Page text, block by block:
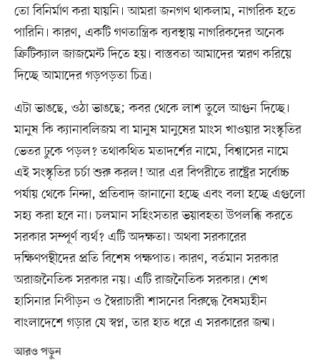
তো বিনির্মাণ করা যায়নি। আমরা জনগণ থাকলাম, নাগরিক হতে
পারিনি। কারণ, একটি গণতান্ত্রিক ব্যবস্থায় নাগরিকদের অনেক
ক্রিটিক্যাল জাজমেন্ট দিতে হয়। বাস্তবতা আমাদের স্মরণ করিয়ে
দিচ্ছে আমাদের গড়পড়তা চিত্র।
এটা ভাঙছে, ওঠা ভাঙছে; কবর থেকে লাশ তুলে আগুন দিচ্ছে।
মানুষ কি ক্যানাবলিজম বা মানুষ মানুষের মাংস খাওয়ার সংস্কৃতির
ভেতর ঢুকে পড়ল? তথাকথিত মতাদর্শের নামে, বিশ্বাসের নামে
এই সংস্কৃতির চর্চা শুরু করল! আর এর বিপরীতে রাষ্ট্রের সর্বোচ্চ
পর্যায় থেকে নিন্দা, প্রতিবাদ জানানো হচ্ছে এবং বলা হচ্ছে এগুলো
সহ্য করা হবে না। চলমান সহিংসতার ভয়াবহতা উপলব্ধি করতে
সরকার সম্পূর্ণ ব্যর্থ? এটি অদক্ষতা। অথবা সরকারের
দক্ষিণপন্থীদের প্রতি বিশেষ পক্ষপাত। কারণ, বর্তমান সরকার
অরাজনৈতিক সরকার নয়। এটি রাজনৈতিক সরকার। শেখ
হাসিনার নিপীড়ন ও স্বৈরাচারী শাসনের বিরুদ্ধে বৈষম্যহীন
বাংলাদেশে গড়ার যে স্বপ্ন, তার হাত ধরে এ সরকারের জন্ম।
আরও পড়ুন